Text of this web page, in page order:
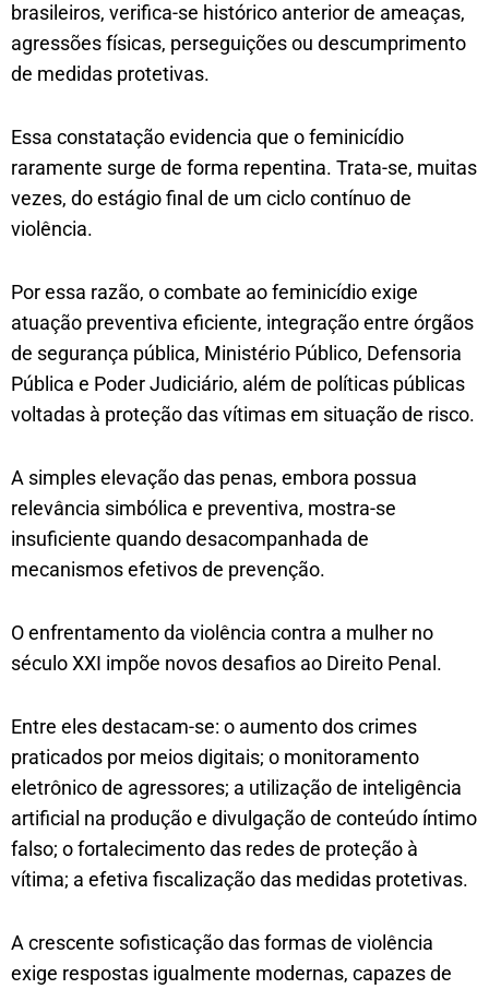
brasileiros, verifica-se histórico anterior de ameaças,
agressões físicas, perseguições ou descumprimento
de medidas protetivas.
Essa constatação evidencia que o feminicídio
raramente surge de forma repentina. Trata-se, muitas
vezes, do estágio final de um ciclo contínuo de
violência.
Por essa razão, o combate ao feminicídio exige
atuação preventiva eficiente, integração entre órgãos
de segurança pública, Ministério Público, Defensoria
Pública e Poder Judiciário, além de políticas públicas
voltadas à proteção das vítimas em situação de risco.
A simples elevação das penas, embora possua
relevância simbólica e preventiva, mostra-se
insuficiente quando desacompanhada de
mecanismos efetivos de prevenção.
O enfrentamento da violência contra a mulher no
século XXI impõe novos desafios ao Direito Penal.
Entre eles destacam-se: o aumento dos crimes
praticados por meios digitais; o monitoramento
eletrônico de agressores; a utilização de inteligência
artificial na produção e divulgação de conteúdo íntimo
falso; o fortalecimento das redes de proteção à
vítima; a efetiva fiscalização das medidas protetivas.
A crescente sofisticação das formas de violência
exige respostas igualmente modernas, capazes de